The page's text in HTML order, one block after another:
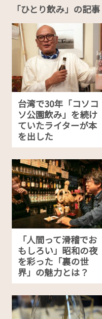
「ひとり飲み」の記事
台湾で30年「コソコ
ソ公園飲み」を続け
ていたライターが本
を出した
「人間って滑稽でお
もしろい」昭和の夜
を彩った「裏の世
界」の魅力とは？